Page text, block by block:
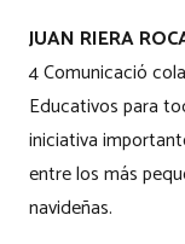
JUAN RIERA
4 Comunicació
Educativos para
iniciativa
entre los más
navideñas.